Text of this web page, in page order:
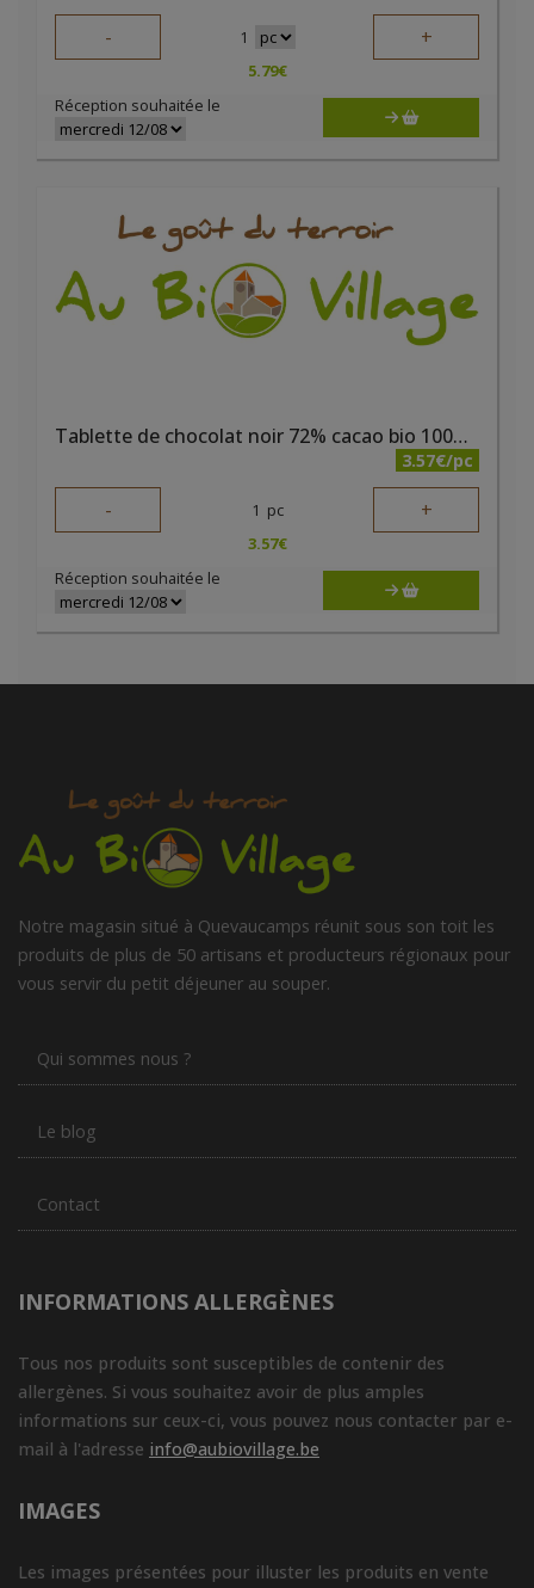
- 1 +
5.79€
Réception souhaitée le
Tablette de chocolat noir 72% cacao bio 100g Elibio
3.57€/pc
- 1 pc +
3.57€
Réception souhaitée le
Notre magasin situé à Quevaucamps réunit sous son toit les
produits de plus de 50 artisans et producteurs régionaux pour
vous servir du petit déjeuner au souper.
Qui sommes nous ?
Le blog
Contact
INFORMATIONS ALLERGÈNES
Tous nos produits sont susceptibles de contenir des
allergènes. Si vous souhaitez avoir de plus amples
informations sur ceux-ci, vous pouvez nous contacter par e-
mail à l'adresse info@aubiovillage.be
IMAGES
Les images présentées pour illuster les produits en vente